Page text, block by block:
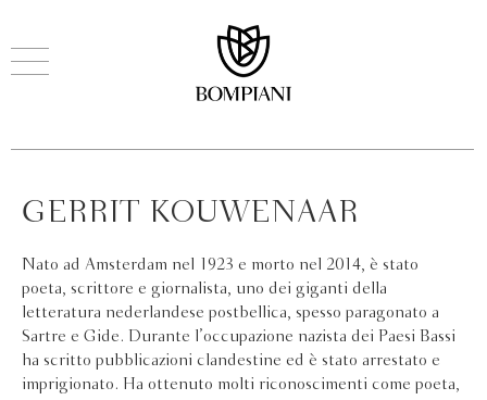
GERRIT KOUWENAAR
Nato ad Amsterdam nel 1923 e morto nel 2014, è stato
poeta, scrittore e giornalista, uno dei giganti della
letteratura nederlandese postbellica, spesso paragonato a
Sartre e Gide. Durante l’occupazione nazista dei Paesi Bassi
ha scritto pubblicazioni clandestine ed è stato arrestato e
imprigionato. Ha ottenuto molti riconoscimenti come poeta,